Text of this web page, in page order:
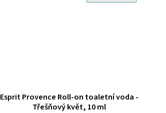
Esprit Provence Roll-on toaletní voda -
Třešňový květ, 10 ml